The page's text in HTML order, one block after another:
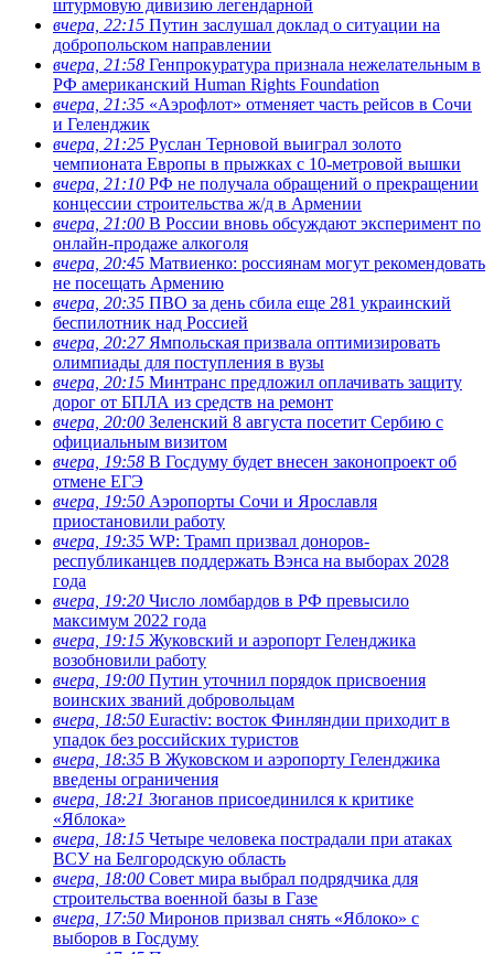
штурмовую дивизию легендарной
вчера, 22:15 Путин заслушал доклад о ситуации на
добропольском направлении
вчера, 21:58 Генпрокуратура признала нежелательным в
РФ американский Human Rights Foundation
вчера, 21:35 «Аэрофлот» отменяет часть рейсов в Сочи
и Геленджик
вчера, 21:25 Руслан Терновой выиграл золото
чемпионата Европы в прыжках с 10-метровой вышки
вчера, 21:10 РФ не получала обращений о прекращении
концессии строительства ж/д в Армении
вчера, 21:00 В России вновь обсуждают эксперимент по
онлайн-продаже алкоголя
вчера, 20:45 Матвиенко: россиянам могут рекомендовать
не посещать Армению
вчера, 20:35 ПВО за день сбила еще 281 украинский
беспилотник над Россией
вчера, 20:27Ямпольская призвала оптимизировать
олимпиады для поступления в вузы
вчера, 20:15 Минтранс предложил оплачивать защиту
дорог от БПЛА из средств на ремонт
вчера, 20:00 Зеленский 8 августа посетит Сербию с
официальным визитом
вчера, 19:58 В Госдуму будет внесен законопроект об
отмене ЕГЭ
вчера, 19:50 Аэропорты Сочи и Ярославля
приостановили работу
вчера, 19:35 WP: Трамп призвал доноров-
республиканцев поддержать Вэнса на выборах 2028
года
вчера, 19:20 Число ломбардов в РФ превысило
максимум 2022 года
вчера, 19:15 Жуковский и аэропорт Геленджика
возобновили работу
вчера, 19:00 Путин уточнил порядок присвоения
воинских званий добровольцам
вчера, 18:50 Euractiv: восток Финляндии приходит в
упадок без российских туристов
вчера, 18:35 В Жуковском и аэропорту Геленджика
введены ограничения
вчера, 18:21 Зюганов присоединился к критике
«Яблока»
вчера, 18:15 Четыре человека пострадали при атаках
ВСУ на Белгородскую область
вчера, 18:00 Совет мира выбрал подрядчика для
строительства военной базы в Газе
вчера, 17:50 Миронов призвал снять «Яблоко» с
выборов в Госдуму